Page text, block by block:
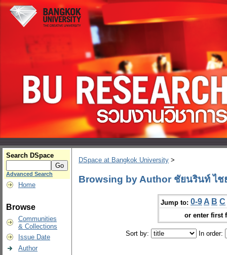
Search DSpace
Advanced Search
Home
Browse
Communities
& Collections
Issue Date
Author
DSpace at Bangkok University >
Browsing by Author ชัยนรินท์ ไช
Jump to: 0-9 A B C
or enter first
Sort by: In order: